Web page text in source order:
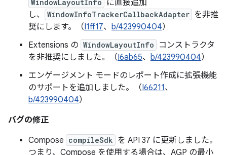
WindowLayoutInfo
に直接追加
し、
WindowInfoTrackerCallbackAdapter を非推
奨にします。（I1ff17、 b/423990404）
Extensions の WindowLayoutInfo
コンストラクタ
を非推奨にしました。（I6ab65、 b/423990404）
エンゲージメント モードのレポート作成に拡張機能
のサポートを追加しました。（I66211、
b/423990404）
バグの修正
Compose compileSdk を API 37 に更新しました。
つまり、Compose を使用する場合は、AGP の最小